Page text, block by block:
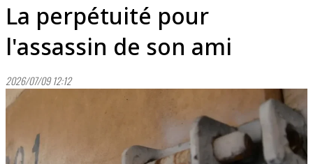
La perpétuité pour
l'assassin de son ami
2026/07/09 12:12